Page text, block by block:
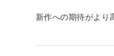
新作への期待がより